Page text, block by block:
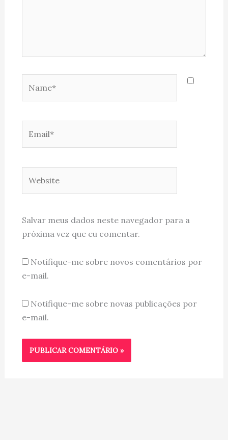
Salvar meus dados neste navegador para a
próxima vez que eu comentar.
Notifique-me sobre novos comentários por
e-mail.
Notifique-me sobre novas publicações por
e-mail.